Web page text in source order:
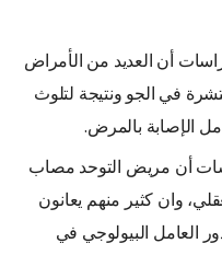
أن العديد من الأمراض
في الجو ونتيجة لتلوث
الإصابة بالمرض.
أن مريض التوحد مصاب
وان كثير منهم يعانون
العامل البيولوجي في